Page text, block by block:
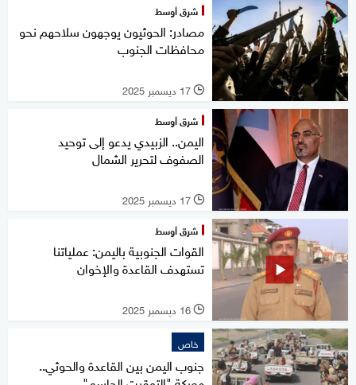
شرق أوسط
مصادر: الحوثيون يوجهون سلاحهم نحو
محافظات الجنوب
l 17 ديسمبر 2025
شرق أوسط
اليمن.. الزبيدي يدعو إلى توحيد
الصفوف لتحرير الشمال
l 17 ديسمبر 2025
شرق أوسط
القوات الجنوبية باليمن: عملياتنا
تستهدف القاعدة والإخوان
l 16 ديسمبر 2025
خاص
جنوب اليمن بين القاعدة والحوثي..